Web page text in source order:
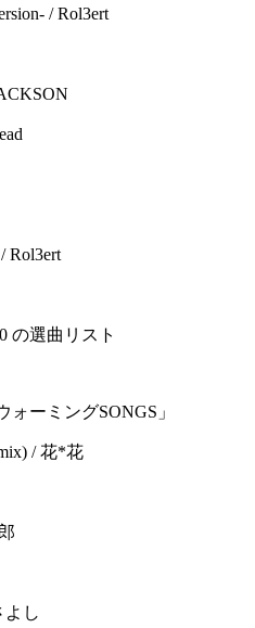
/ Rol3ert
Rol3ert
の選曲リスト
ォーミングSONGS」
/ 花*花
よし